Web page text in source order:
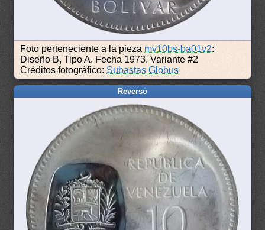
Foto perteneciente a la pieza mv10bs-ba01v2:
Diseño B, Tipo A. Fecha 1973. Variante #2
Créditos fotográfico:Subastas Globus
Reverso